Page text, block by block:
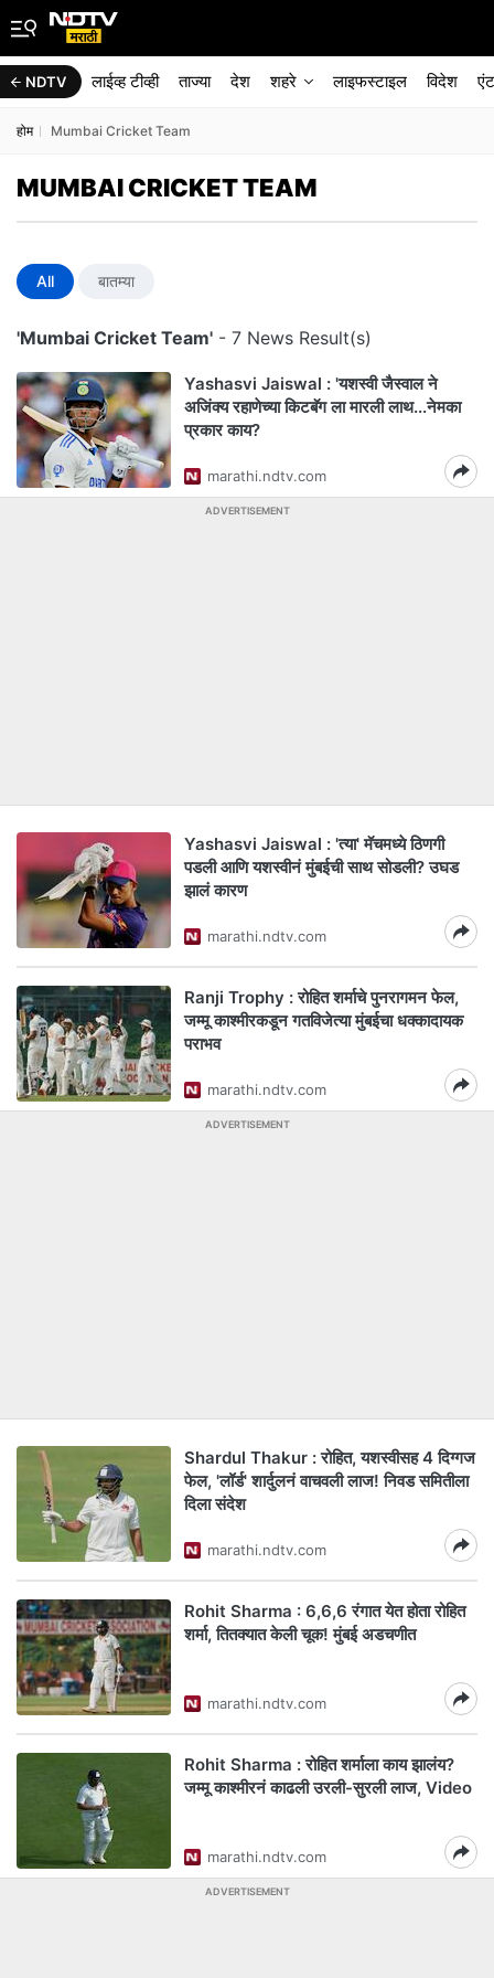
NDTV लाईव्ह टीव्ही ताज्या देश शहरे लाइफस्टाइल विदेश
होम Mumbai Cricket Team
MUMBAI CRICKET TEAM
All बातम्या
'Mumbai Cricket Team' - 7 News Result(s)
Yashasvi Jaiswal : 'यशस्वी जैस्वाल ने
अजिंक्य रहाणेच्या किटबॅग ला मारली लाथ...नेमका
प्रकार काय?
marathi.ndtv.com
ADVERTISEMENT
Yashasvi Jaiswal : 'त्या' मॅचमध्ये ठिणगी
पडली आणि यशस्वीनं मुंबईची साथ सोडली? उघड
झालं कारण
marathi.ndtv.com
Ranji Trophy : रोहित शर्माचे पुनरागमन फेल,
जम्मू काश्मीरकडून गतविजेत्या मुंबईचा धक्कादायक
पराभव
marathi.ndtv.com
ADVERTISEMENT
Shardul Thakur : रोहित, यशस्वीसह 4 दिग्गज
फेल, 'लॉर्ड' शार्दुलनं वाचवली लाज! निवड समितीला
दिला संदेश
marathi.ndtv.com
Rohit Sharma : 6,6,6 रंगात येत होता रोहित
शर्मा, तितक्यात केली चूक! मुंबई अडचणीत
marathi.ndtv.com
Rohit Sharma : रोहित शर्माला काय झालंय?
जम्मू काश्मीरनं काढली उरली-सुरली लाज, Video
marathi.ndtv.com
ADVERTISEMENT